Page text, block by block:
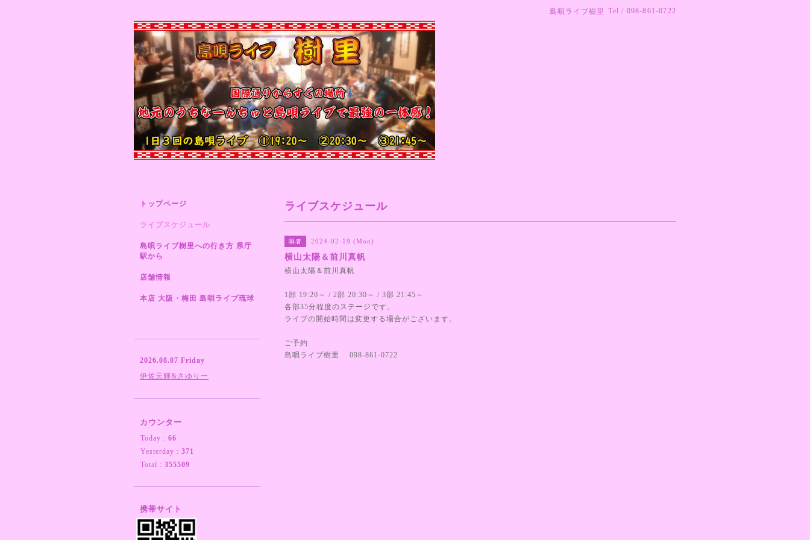
島唄ライブ樹里 Tel / 098-861-0722
ライブスケジュール
唄者 2024-02-19 (Mon)
横山太陽＆前川真帆
横山太陽＆前川真帆
1部 19:20～ / 2部 20:30～ / 3部 21:45～
各部35分程度のステージです。
ライブの開始時間は変更する場合がございます。
ご予約
島唄ライブ樹里 098-861-0722
トップページ
ライブスケジュール
島唄ライブ樹里への行き方 県庁
駅から
店舗情報
本店 大阪・梅田 島唄ライブ琉球
2026.08.07 Friday
伊佐元輝&さゆりー
カウンター
Today : 66
Yesterday : 371
Total : 355509
携帯サイト